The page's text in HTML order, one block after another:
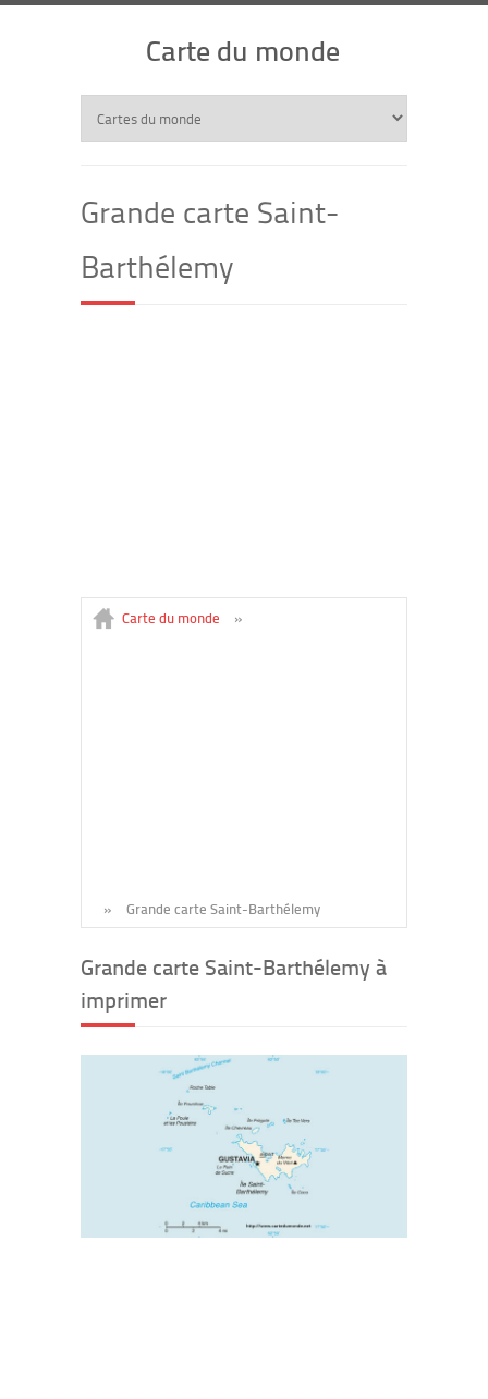
Carte du monde
Grande carte Saint-
Barthélemy
Carte du monde »
» Grande carte Saint-Barthélemy
Grande carte Saint-Barthélemy à
imprimer